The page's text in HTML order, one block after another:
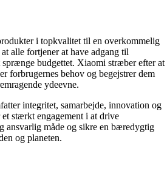
i topkvalitet til en overkommelig
alle fortjener at have adgang til
budgettet. Xiaomi stræber efter at
forbrugernes behov og begejstrer dem
ydeevne.
integritet, samarbejde, innovation og
stærkt engagement i at drive
ansvarlig måde og sikre en bæredygtig
og planeten.